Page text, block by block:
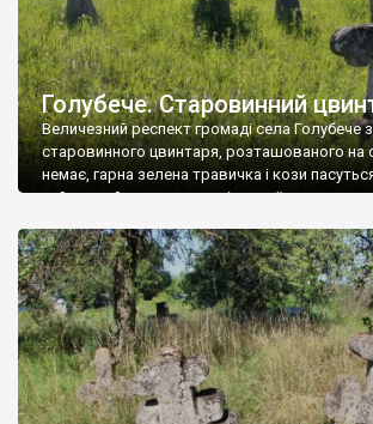
Голубече. Старовинний
Величезний респект громаді села Голубече
старовинного цвинтаря, розташованого на
немає, гарна зелена травичка і кози
найкращий регулятор шкідливої, для
бруньками, кози ті бруньки обгризають, бо
делікатес. На цвинтарі у Голубечому ціла
різноманітних форм хрестів. Село відносно